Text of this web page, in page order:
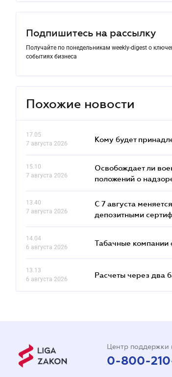
Подпишитесь на рассылку
Получайте по понедельникам weekly-digest о
событиях бизнеса
Похожие новости
17.05
7 августа 2026
Кому будет
15.10
7 августа 2026
Освобождает ли
положений о
13.40
7 августа 2026
С 7 августа
депозитными
14.04
6 августа 2026
Табачные компании
13.13
6 августа 2026
Расчеты через два
Центр поддержки
0-800-